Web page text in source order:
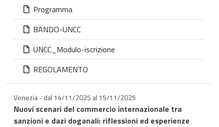
Programma
BANDO-UNCC
UNCC_Modulo-iscrizione
REGOLAMENTO
Venezia - dal 14/11/2025 al 15/11/2025
Nuovi scenari del commercio internazionale tra
sanzioni e dazi doganali: riflessioni ed esperienze